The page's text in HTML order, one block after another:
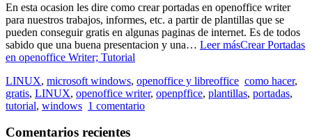
En esta ocasion les dire como crear portadas en openoffice writer
para nuestros trabajos, informes, etc. a partir de plantillas que se
pueden conseguir gratis en algunas paginas de internet. Es de todos
sabido que una buena presentacion y una… Leer másCrear Portadas
en openoffice Writer; Tutorial
LINUX, microsoft windows, openoffice y libreoffice como hacer,
gratis, LINUX, openoffice writer, openpffice, plantillas, portadas,
tutorial, windows 1 comentario
Comentarios recientes